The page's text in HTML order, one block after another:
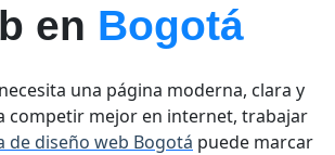
en Bogotá
una página moderna, clara y
competir mejor en internet, trabajar
de diseño web Bogotá puede marcar